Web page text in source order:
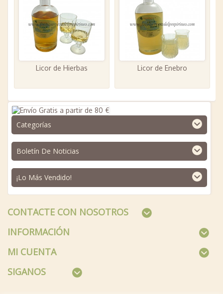
Licor de Hierbas Licor de Enebro
Categorías
Boletín De Noticias
¡Lo Más Vendido!
CONTACTE CON NOSOTROS
INFORMACIÓN
MI CUENTA
SIGANOS